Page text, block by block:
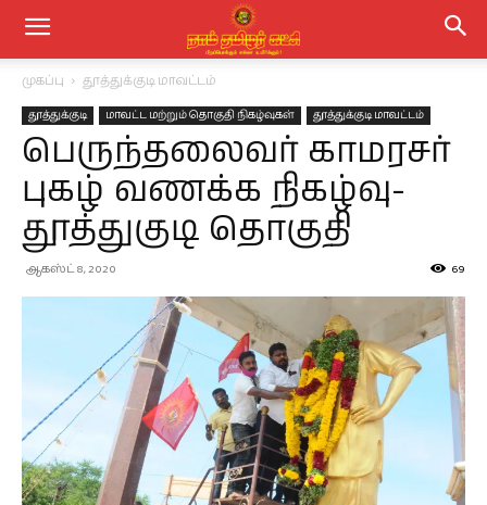
முகப்பு தூத்துக்குடி மாவட்டம்
தூத்துக்குடி மாவட்ட மற்றும் தொகுதி நிகழ்வுகள் தூத்துக்குடி மாவட்டம்
பெருந்தலைவர் காமரசர்
புகழ் வணக்க நிகழ்வு-
தூத்துகுடி தொகுதி
ஆகஸ்ட் 8, 2020 69